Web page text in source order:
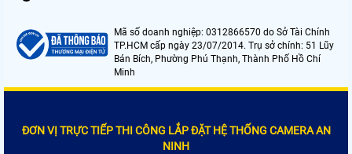
Mã số doanh nghiệp: 0312866570 do Sở Tài Chính
TP.HCM cấp ngày 23/07/2014. Trụ sở chính: 51 Lũy
Bán Bích, Phường Phú Thạnh, Thành Phố Hồ Chí
Minh
ĐƠN VỊ TRỰC TIẾP THI CÔNG LẮP ĐẶT HỆ THỐNG CAMERA AN
NINH